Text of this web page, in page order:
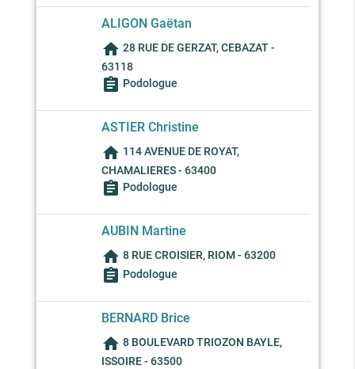
ALIGON Gaëtan
home 28 RUE DE GERZAT, CEBAZAT -
63118
assignment Podologue
ASTIER Christine
home 114 AVENUE DE ROYAT,
CHAMALIERES - 63400
assignment Podologue
AUBIN Martine
home 8 RUE CROISIER, RIOM - 63200
assignment Podologue
BERNARD Brice
home 8 BOULEVARD TRIOZON BAYLE,
ISSOIRE - 63500